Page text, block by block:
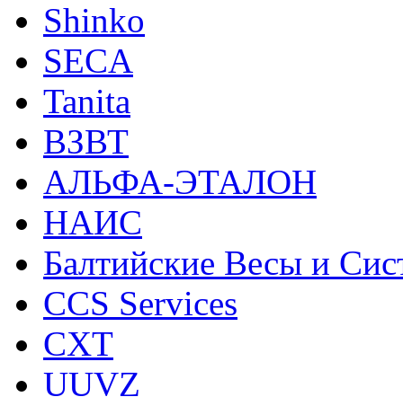
Shinko
SECA
Tanita
ВЗВТ
АЛЬФА-ЭТАЛОН
НАИС
Балтийские Весы и
CCS Services
CXT
UUVZ